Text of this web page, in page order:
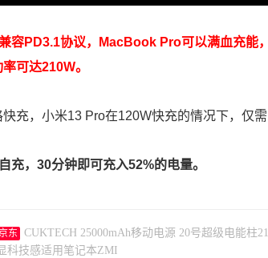
容PD3.1协议，MacBook Pro可以满血充能
可达210W。
充，小米13 Pro在120W快充的情况下，仅需
充，30分钟即可充入52%的电量。
东
CUKTECH 25000mAh移动电源 20号超级电能柱
科技感适用笔记本ZMI